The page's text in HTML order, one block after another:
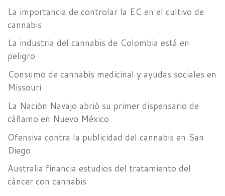
La importancia de controlar la EC en el cultivo de
cannabis
La industria del cannabis de Colombia está en
peligro
Consumo de cannabis medicinal y ayudas sociales en
Missouri
La Nación Navajo abrió su primer dispensario de
cáñamo en Nuevo México
Ofensiva contra la publicidad del cannabis en San
Diego
Australia financia estudios del tratamiento del
cáncer con cannabis